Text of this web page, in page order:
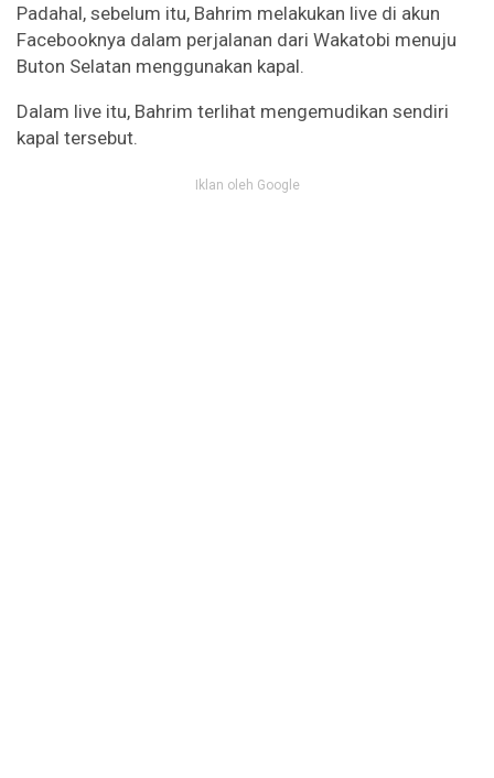
Padahal, sebelum itu, Bahrim melakukan live di akun
Facebooknya dalam perjalanan dari Wakatobi menuju
Buton Selatan menggunakan kapal.
Dalam live itu, Bahrim terlihat mengemudikan sendiri
kapal tersebut.
Iklan oleh Google